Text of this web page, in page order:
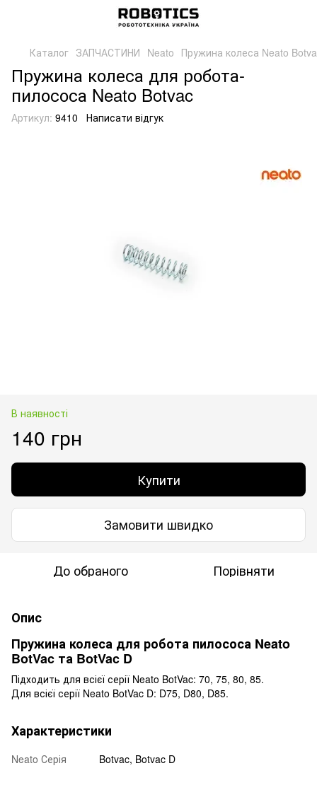
Каталог ЗАПЧАСТИНИ Neato Пружина колеса Neato
Пружина колеса для робота-
пилососа Neato Botvac
Артикул: 9410 Написати відгук
В наявності
140 грн
Купити
Замовити швидко
До обраного Порівняти
Опис
Пружина колеса для робота пилососа Neato
BotVac та BotVac D
Підходить для всієї серії Neato BotVac: 70, 75, 80, 85.
Для всієї серії Neato BotVac D: D75, D80, D85.
Характеристики
Neato Серія Botvac, Botvac D